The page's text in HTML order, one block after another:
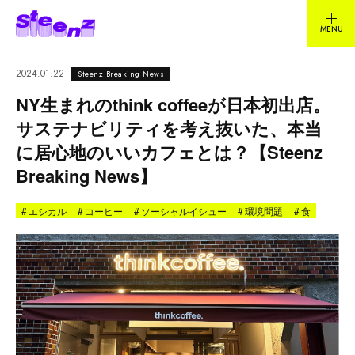
2024.01.22 Steenz Breaking News
NY生まれのthink coffeeが日本初出店。
サステナビリティを考え抜いた、本当
に居心地のいいカフェとは？【Steenz
Breaking News】
#エシカル # コーヒー #ソーシャルイシュー #環境問題 #食